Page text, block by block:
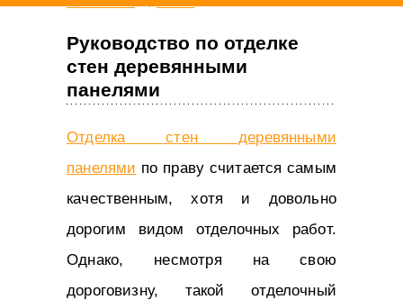
Руководство по отделке
стен деревянными
панелями
Отделка стен деревянными
панелями по праву считается самым
качественным, хотя и довольно
дорогим видом отделочных работ.
Однако, несмотря на свою
дороговизну, такой отделочный